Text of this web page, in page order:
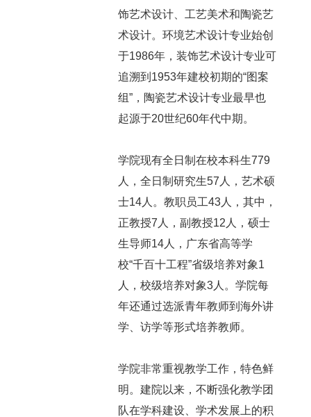
饰艺术设计、工艺美术和陶瓷艺
术设计。环境艺术设计专业始创
于1986年，装饰艺术设计专业可
追溯到1953年建校初期的“图案
组”，陶瓷艺术设计专业最早也
起源于20世纪60年代中期。
学院现有全日制在校本科生779
人，全日制研究生57人，艺术硕
士14人。教职员工43人，其中，
正教授7人，副教授12人，硕士
生导师14人，广东省高等学
校“千百十工程”省级培养对象1
人，校级培养对象3人。学院每
年还通过选派青年教师到海外讲
学、访学等形式培养教师。
学院非常重视教学工作，特色鲜
明。建院以来，不断强化教学团
队在学科建设、学术发展上的积